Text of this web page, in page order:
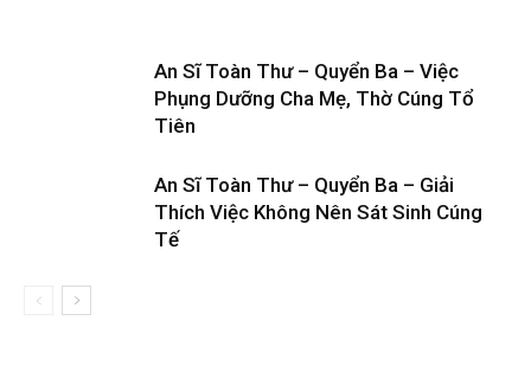
An Sĩ Toàn Thư – Quyển Ba – Việc
Phụng Dưỡng Cha Mẹ, Thờ Cúng Tổ
Tiên
An Sĩ Toàn Thư – Quyển Ba – Giải
Thích Việc Không Nên Sát Sinh Cúng
Tế